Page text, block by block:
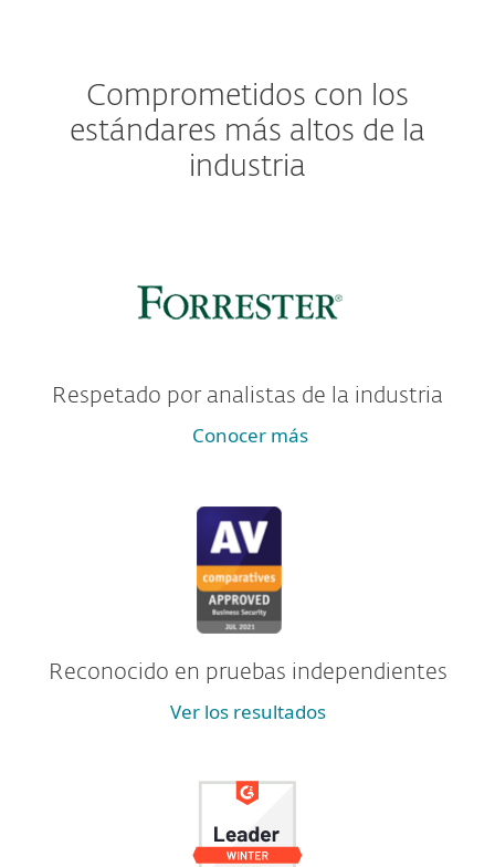
Comprometidos con los
estándares más altos de la
industria
Respetado por analistas de la industria
Conocer más
Reconocido en pruebas independientes
Ver los resultados